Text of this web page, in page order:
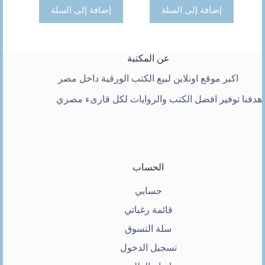
إضافة إلى السلة إضافة إلى السلة
عن المكتبة
اكبر موقع اونلاين لبيع الكتب الورقية داخل مصر
هدفنا توفير افضل الكتب والروايات لكل قارىء مصري
الحساب
حسابي
قائمة رغباتي
سلة التسوق
تسجيل الدخول